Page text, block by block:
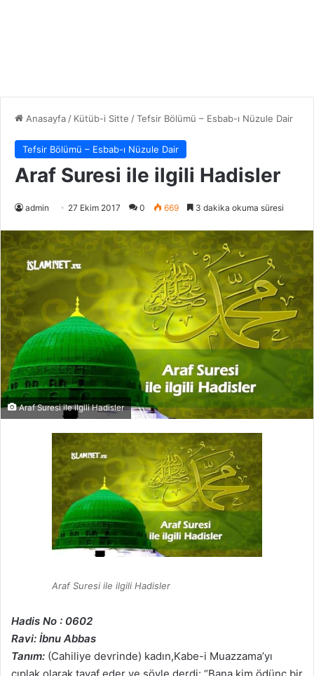
Anasayfa/ Kütüb-i Sitte /Tefsir Bölümü – Esbab-ı Nüzule Dair
Tefsir Bölümü – Esbab-ı Nüzule Dair
Araf Suresi ile ilgili Hadisler
admin 27 Ekim 2017 0 669 3 dakika okuma süresi
Araf Suresi ile ilgili Hadisler
Araf Suresi ile ilgili Hadisler
Hadis No : 0602
Ravi: İbnu Abbas
Tanım: (Cahiliye devrinde) kadın,Kabe-i Muazzama’yı
çıplak olarak tavaf eder ve şöyle derdi: “Bana kim ödünç bir